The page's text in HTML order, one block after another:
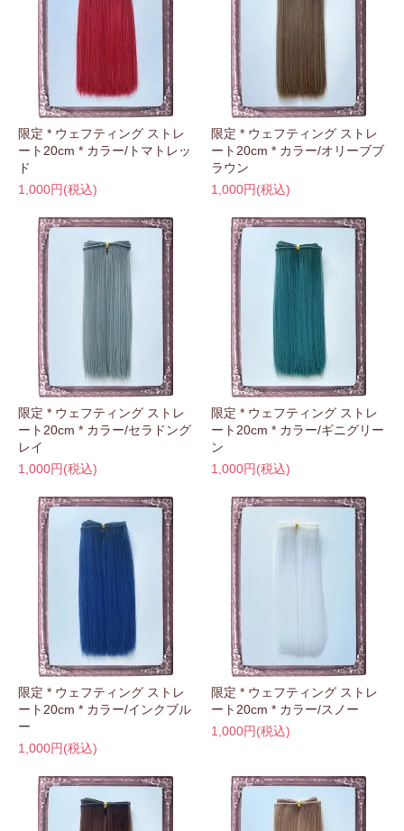
限定 * ウェフティング ストレ
ート20cm * カラー/トマトレッ
ド
1,000円(税込)
限定 * ウェフティング ストレ
ート20cm * カラー/オリーブブ
ラウン
1,000円(税込)
限定 * ウェフティング ストレ
ート20cm * カラー/セラドング
レイ
1,000円(税込)
限定 * ウェフティング ストレ
ート20cm * カラー/ギニグリー
ン
1,000円(税込)
限定 * ウェフティング ストレ
ート20cm * カラー/インクブル
ー
1,000円(税込)
限定 * ウェフティング ストレ
ート20cm * カラー/スノー
1,000円(税込)